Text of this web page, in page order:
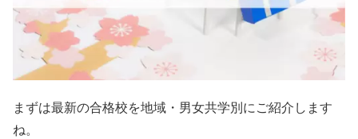
まずは最新の合格校を地域・男女共学別にご紹介します
ね。